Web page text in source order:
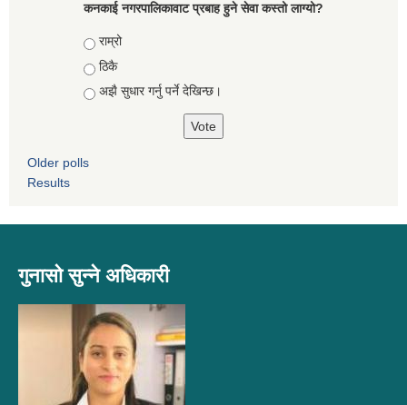
कनकाई नगरपालिकावाट प्रबाह हुने सेवा कस्तो लाग्यो?
Choices
राम्रो
ठिकै
अझै सुधार गर्नु पर्ने देखिन्छ।
Older polls
Results
गुनासो सुन्ने अधिकारी